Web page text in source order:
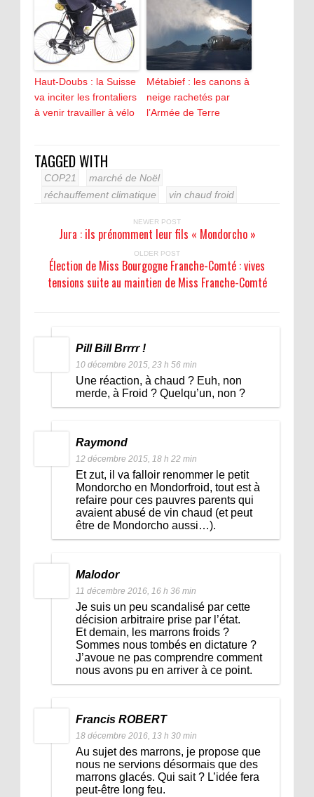
Haut-Doubs : la Suisse
va inciter les frontaliers
à venir travailler à vélo
Métabief : les canons à
neige rachetés par
l’Armée de Terre
TAGGED WITH
COP21
marché de Noël
réchauffement climatique
vin chaud froid
NEWER POST
Jura : ils prénomment leur fils « Mondorcho »
OLDER POST
Élection de Miss Bourgogne Franche-Comté : vives
tensions suite au maintien de Miss Franche-Comté
Pill Bill Brrrr !
10 décembre 2015, 23 h 56 min
Une réaction, à chaud ? Euh, non
merde, à Froid ? Quelqu’un, non ?
Raymond
12 décembre 2015, 18 h 22 min
Et zut, il va falloir renommer le petit
Mondorcho en Mondorfroid, tout est à
refaire pour ces pauvres parents qui
avaient abusé de vin chaud (et peut
être de Mondorcho aussi…).
Malodor
11 décembre 2016, 16 h 36 min
Je suis un peu scandalisé par cette
décision arbitraire prise par l’état.
Et demain, les marrons froids ?
Sommes nous tombés en dictature ?
J’avoue ne pas comprendre comment
nous avons pu en arriver à ce point.
Francis ROBERT
18 décembre 2016, 13 h 30 min
Au sujet des marrons, je propose que
nous ne servions désormais que des
marrons glacés. Qui sait ? L’idée fera
peut-être long feu.